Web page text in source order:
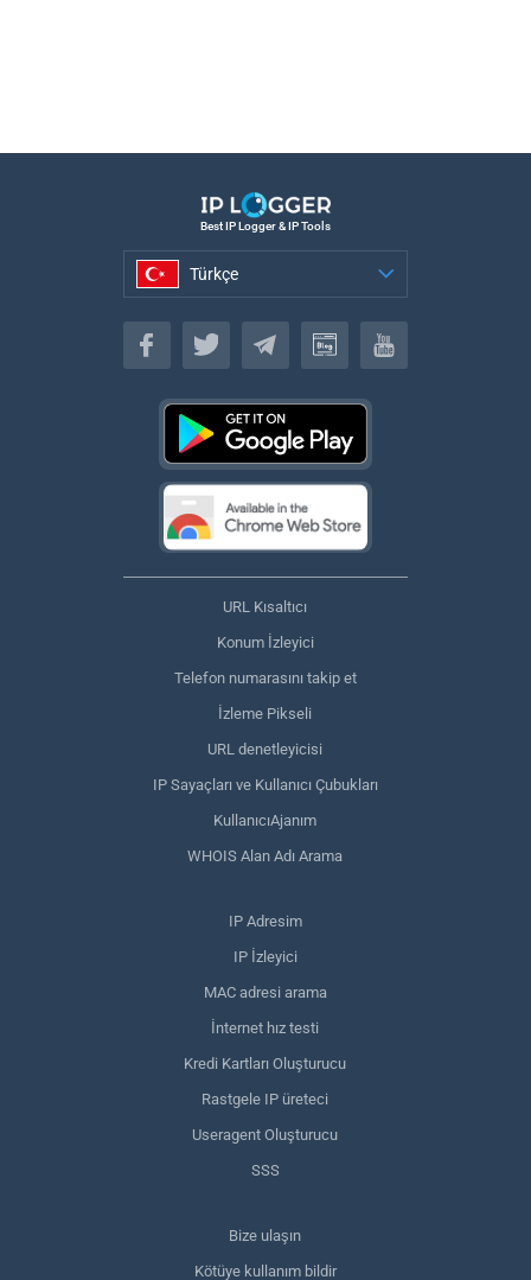
Best IP Logger & IP Tools
Türkçe
Türkçe
URL Kısaltıcı
Konum İzleyici
Telefon numarasını takip et
İzleme Pikseli
URL denetleyicisi
IP Sayaçları ve Kullanıcı Çubukları
KullanıcıAjanım
WHOIS Alan Adı Arama
IP Adresim
IP İzleyici
MAC adresi arama
İnternet hız testi
Kredi Kartları Oluşturucu
Rastgele IP üreteci
Useragent Oluşturucu
SSS
Bize ulaşın
Kötüye kullanım bildir